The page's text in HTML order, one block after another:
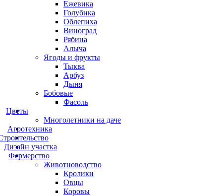
Ежевика
Голубика
Облепиха
Виноград
Рябина
Алыча
Ягоды и фрукты
Тыква
Арбуз
Дыня
Бобовые
Фасоль
Цветы
Многолетники на даче
Агротехника
Дизайн участка
Фермерство
Животноводство
Кролики
Овцы
Коровы